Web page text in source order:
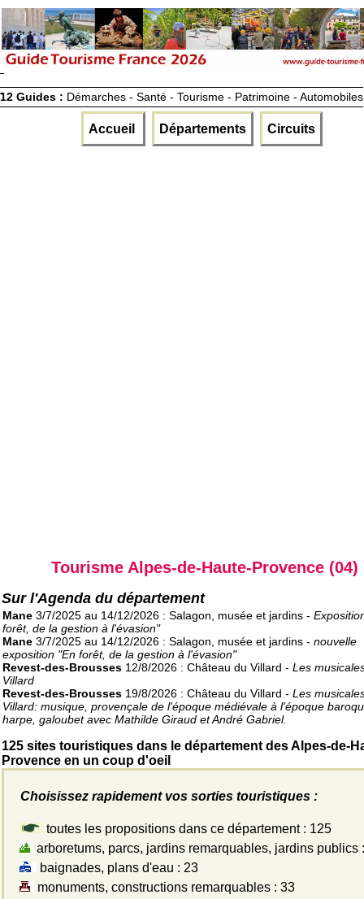
12 Guides : Démarches - Santé - Tourisme - Patrimoine - Automobiles
Accueil Départements Circuits
Tourisme Alpes-de-Haute-Provence (04)
Sur l'Agenda du département
Mane 3/7/2025 au 14/12/2026 : Salagon, musée et jardins -
forêt, de la gestion à l'évasion"
Mane 3/7/2025 au 14/12/2026 : Salagon, musée et jardins - nouvelle
exposition "En forêt, de la gestion à l'évasion"
Revest-des-Brousses 12/8/2026 : Château du Villard - Les
Villard
Revest-des-Brousses 19/8/2026 : Château du Villard - Les
Villard: musique, provençale de l'époque médiévale à l'époque
harpe, galoubet avec Mathilde Giraud et André Gabriel.
125 sites touristiques dans le département des Alpes-de-
Provence en un coup d'oeil
Choisissez rapidement vos sorties touristiques :
toutes les propositions dans ce département : 125
arboretums, parcs, jardins remarquables, jardins publics
baignades, plans d'eau : 23
monuments, constructions remarquables : 33